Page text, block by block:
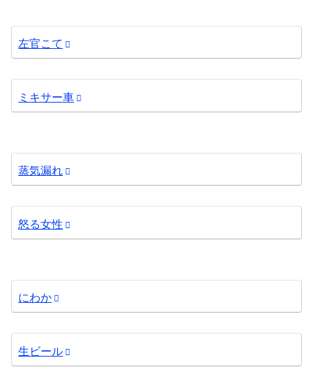
左官こて
ミキサー車
蒸気漏れ
怒る女性
にわか
生ビール